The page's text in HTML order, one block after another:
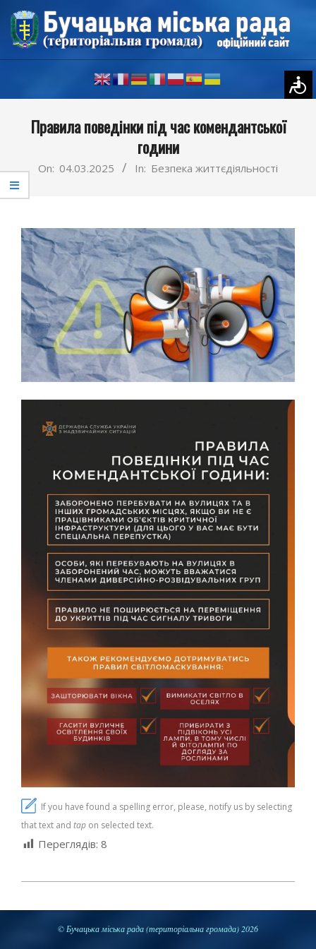
Skip
content
NavigationПравила поведінки під час комендантської
години
On: 04.03.2025 In: Безпека життєдіяльності
If you have found a spelling error, please, notify us by selecting
that text and tap on selected text.
Переглядів: 8
03-
© Бучацька міська рада (територіальна громада) 2026